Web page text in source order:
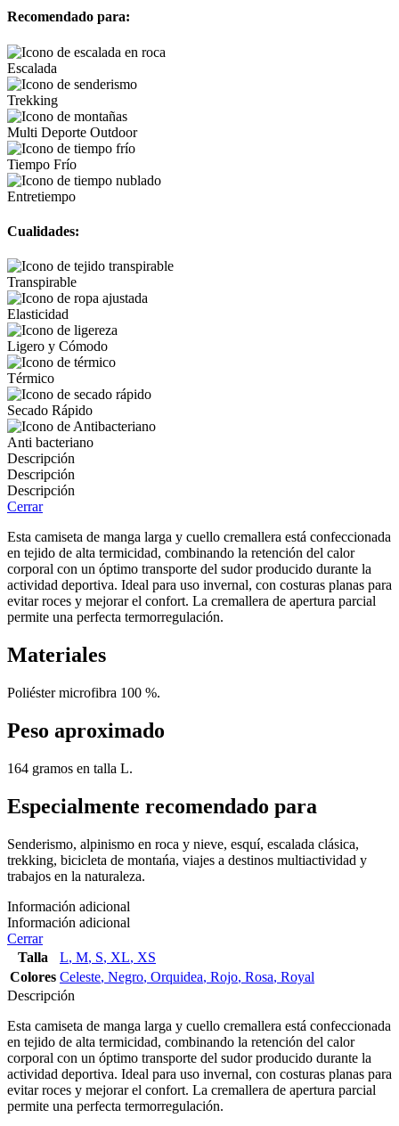
Recomendado para:
Escalada
Trekking
Multi Deporte Outdoor
Tiempo Frío
Entretiempo
Cualidades:
Transpirable
Elasticidad
Ligero y Cómodo
Térmico
Secado Rápido
Anti bacteriano
Descripción
Descripción
Descripción
Cerrar
Esta camiseta de manga larga y cuello cremallera está confeccionada
en tejido de alta termicidad, combinando la retención del calor
corporal con un óptimo transporte del sudor producido durante la
actividad deportiva. Ideal para uso invernal, con costuras planas para
evitar roces y mejorar el confort. La cremallera de apertura parcial
permite una perfecta termorregulación.
Materiales
Poliéster microfibra 100 %.
Peso aproximado
164 gramos en talla L.
Especialmente recomendado para
Senderismo, alpinismo en roca y nieve, esquí, escalada clásica,
trekking, bicicleta de montańa, viajes a destinos multiactividad y
trabajos en la naturaleza.
Información adicional
Información adicional
Cerrar
Talla
L, M, S, XL, XS
Colores Celeste, Negro, Orquidea, Rojo, Rosa, Royal
Descripción
Esta camiseta de manga larga y cuello cremallera está confeccionada
en tejido de alta termicidad, combinando la retención del calor
corporal con un óptimo transporte del sudor producido durante la
actividad deportiva. Ideal para uso invernal, con costuras planas para
evitar roces y mejorar el confort. La cremallera de apertura parcial
permite una perfecta termorregulación.